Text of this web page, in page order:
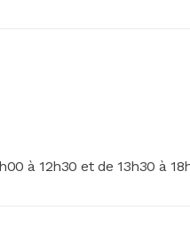
à 12h30 et de 13h30 à